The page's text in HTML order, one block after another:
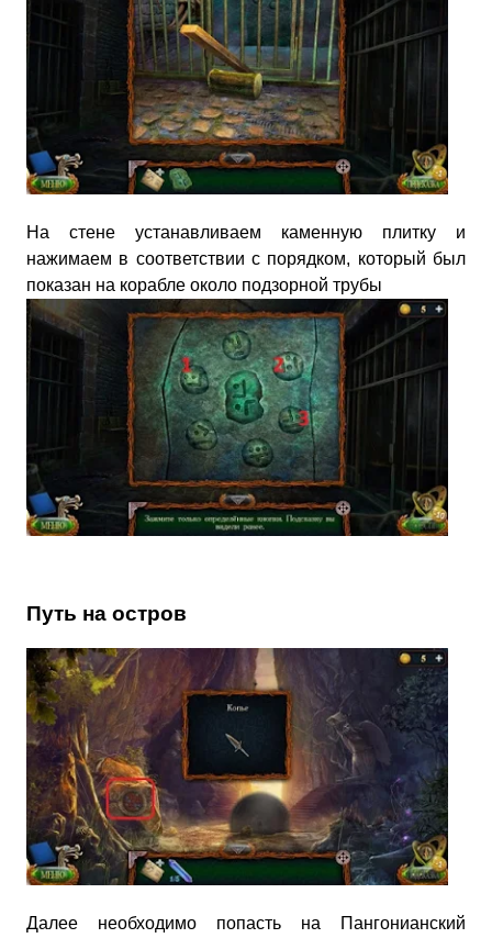
На стене устанавливаем каменную плитку и
нажимаем в соответствии с порядком, который был
показан на корабле около подзорной трубы
Путь на остров
Далее необходимо попасть на Пангонианский